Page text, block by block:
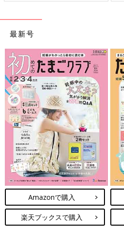
最新号
Amazonで購入
楽天ブックスで購入